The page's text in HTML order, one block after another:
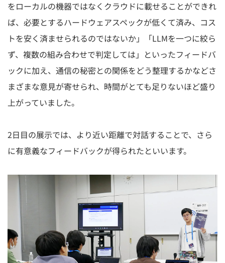
をローカルの機器ではなくクラウドに載せることができれ
ば、必要とするハードウェアスペックが低くて済み、コス
トを安く済ませられるのではないか」「LLMを一つに絞ら
ず、複数の組み合わせで判定しては」といったフィードバ
ックに加え、通信の秘密との関係をどう整理するかなどさ
まざまな意見が寄せられ、時間がとても足りないほど盛り
上がっていました。
2日目の展示では、より近い距離で対話することで、さら
に有意義なフィードバックが得られたといいます。